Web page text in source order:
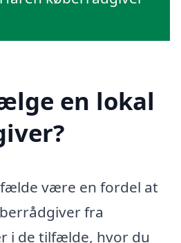
en lokal
være en fordel at
fra
i de tilfælde, hvor du